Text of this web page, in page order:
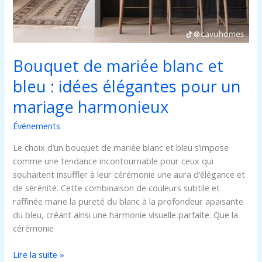
Bouquet de mariée blanc et
bleu : idées élégantes pour un
mariage harmonieux
Événements
Le choix d’un bouquet de mariée blanc et bleu s’impose
comme une tendance incontournable pour ceux qui
souhaitent insuffler à leur cérémonie une aura d’élégance et
de sérénité. Cette combinaison de couleurs subtile et
raffinée marie la pureté du blanc à la profondeur apaisante
du bleu, créant ainsi une harmonie visuelle parfaite. Que la
cérémonie
Lire la suite »